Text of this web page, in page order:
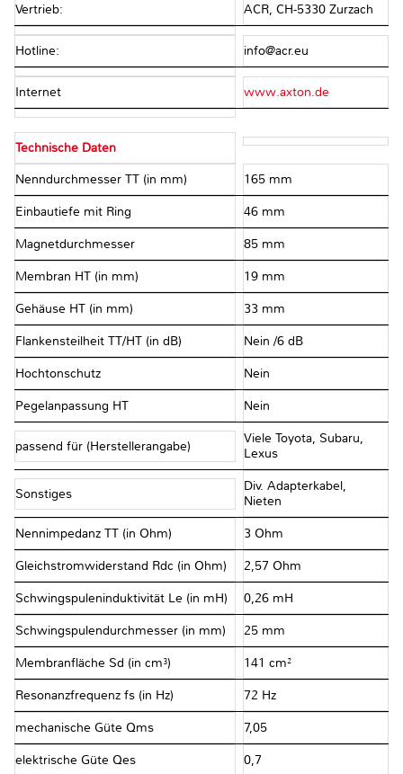
Vertrieb: ACR, CH-5330 Zurzach
Hotline: info@acr.eu
Internet www.axton.de
Technische Daten
Nenndurchmesser TT (in mm) 165 mm
Einbautiefe mit Ring 46 mm
Magnetdurchmesser 85 mm
Membran HT (in mm) 19 mm
Gehäuse HT (in mm) 33 mm
Flankensteilheit TT/HT (in dB) Nein /6 dB
Hochtonschutz Nein
Pegelanpassung HT Nein
passend für (Herstellerangabe)
Viele Toyota, Subaru,
Lexus
Sonstiges
Div. Adapterkabel,
Nieten
Nennimpedanz TT (in Ohm) 3 Ohm
Gleichstromwiderstand Rdc (in Ohm) 2,57 Ohm
Schwingspuleninduktivität Le (in mH) 0,26 mH
Schwingspulendurchmesser (in mm) 25 mm
Membranfläche Sd (in cm³) 141 cm²
Resonanzfrequenz fs (in Hz) 72 Hz
mechanische Güte Qms 7,05
elektrische Güte Qes 0,7